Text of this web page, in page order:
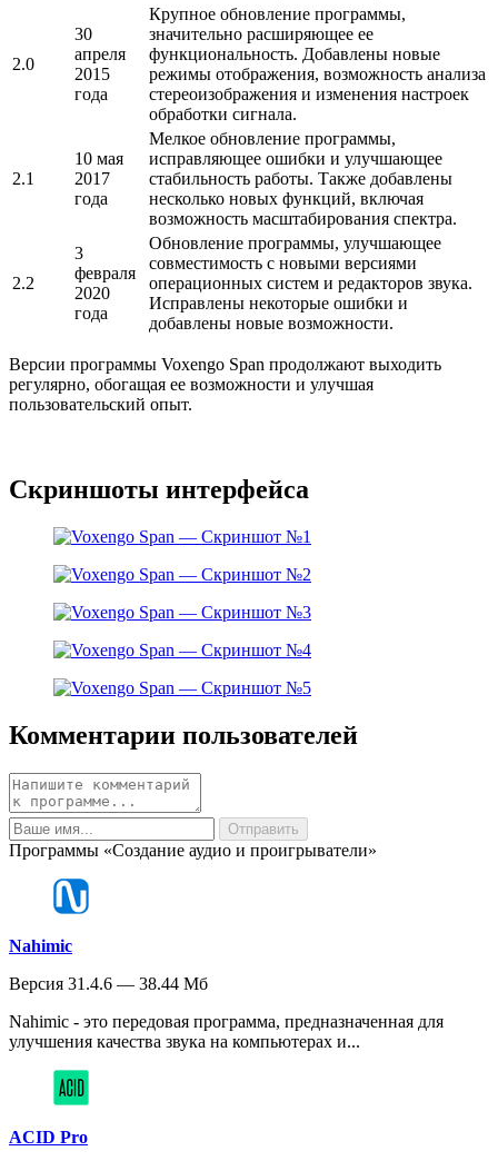
2.0
30
апреля
2015
года
Крупное обновление программы,
значительно расширяющее ее
функциональность. Добавлены новые
режимы отображения, возможность анализа
стереоизображения и изменения настроек
обработки сигнала.
2.1
10 мая
2017
года
Мелкое обновление программы,
исправляющее ошибки и улучшающее
стабильность работы. Также добавлены
несколько новых функций, включая
возможность масштабирования спектра.
2.2
3
февраля
2020
года
Обновление программы, улучшающее
совместимость с новыми версиями
операционных систем и редакторов звука.
Исправлены некоторые ошибки и
добавлены новые возможности.
Версии программы Voxengo Span продолжают выходить
регулярно, обогащая ее возможности и улучшая
пользовательский опыт.
Скриншоты интерфейса
Комментарии пользователей
Программы «Создание аудио и проигрыватели»
Nahimic
Версия 31.4.6 — 38.44 Мб
Nahimic - это передовая программа, предназначенная для
улучшения качества звука на компьютерах и...
ACID Pro